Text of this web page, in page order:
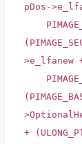
pDos-
>e_lfanew
+ (